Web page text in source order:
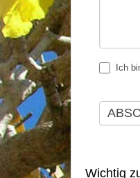
Ich
Wichtig